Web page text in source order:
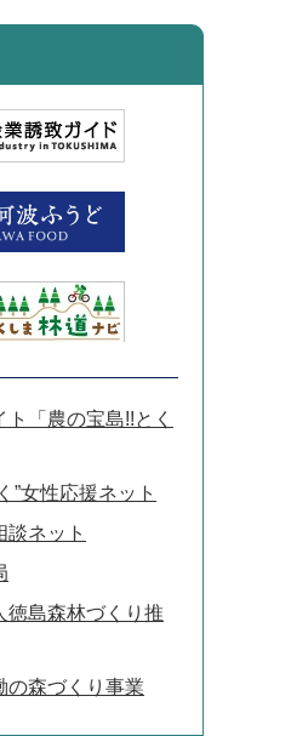
ト「農の宝島!!とく
”女性応援ネット
談ネット
徳島森林づくり推
の森づくり事業